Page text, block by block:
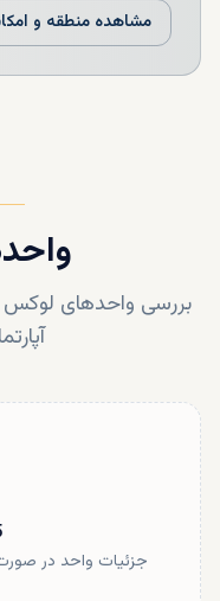
مشاهده منطقه و
بررسی واحدهای
جزئیات واحد در